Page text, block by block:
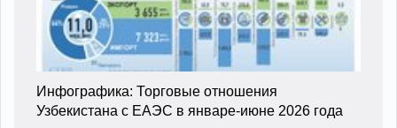
Инфографика: Торговые отношения
Узбекистана с ЕАЭС в январе-июне 2026 года